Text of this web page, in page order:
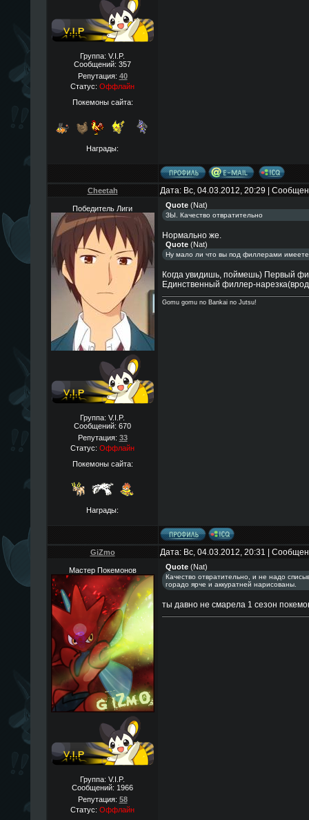
Группа: V.I.P.
Сообщений: 357
Репутация: 40
Статус: Оффлайн
Покемоны сайта:
Награды:
Cheetah Дата: Вс, 04.03.2012, 20:29 |
Победитель Лиги
Группа: V.I.P.
Сообщений: 670
Репутация: 33
Статус: Оффлайн
Покемоны сайта:
Награды:
Quote(Nat)
ЗЫ. Качество отвратительно
Нормально же.
Quote(Nat)
Ну мало ли что вы под филлерами имеете
Когда увидишь, поймешь) Первый
Единственный филлер-
Gomu gomu no Bankai no Jutsu!
GiZmo Дата: Вс, 04.03.2012, 20:31 |
Мастер Покемонов
Группа: V.I.P.
Сообщений: 1966
Репутация: 58
Статус: Оффлайн
Quote(Nat)
Качество отвратительно, и не надо
горадо ярче и аккуратней нарисованы.
ты давно не смарела 1 сезон